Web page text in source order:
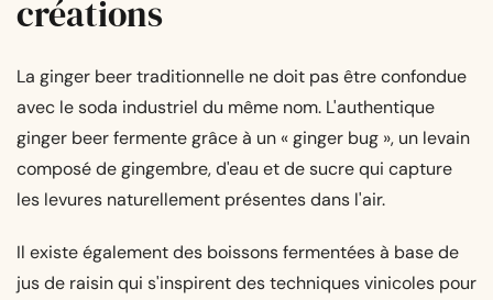
créations
La ginger beer traditionnelle ne doit pas être confondue
avec le soda industriel du même nom. L'authentique
ginger beer fermente grâce à un « ginger bug », un levain
composé de gingembre, d'eau et de sucre qui capture
les levures naturellement présentes dans l'air.
Il existe également des boissons fermentées à base de
jus de raisin qui s'inspirent des techniques vinicoles pour